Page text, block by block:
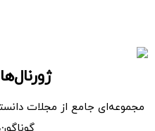
مجموعه‌ای جامع از مجلات